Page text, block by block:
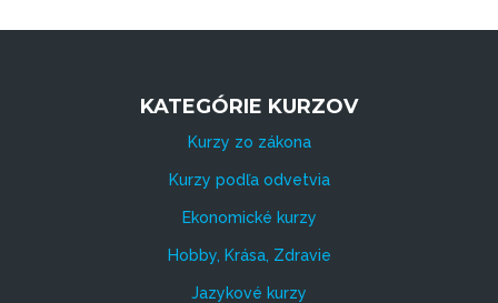
KATEGÓRIE KURZOV
Kurzy zo zákona
Kurzy podľa odvetvia
Ekonomické kurzy
Hobby, Krása, Zdravie
Jazykové kurzy